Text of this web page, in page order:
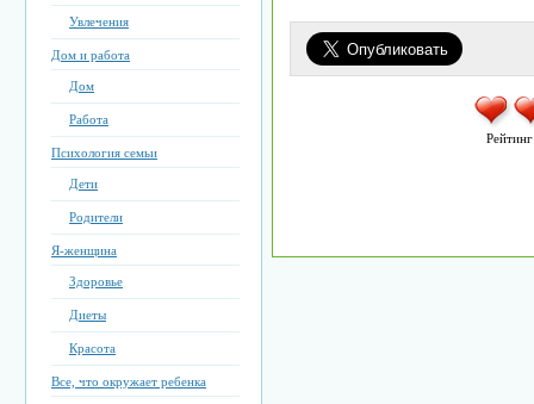
Увлечения
Дом и работа
Дом
Работа
Психология семьи
Дети
Родители
Я-женщина
Здоровье
Диеты
Красота
Все, что окружает ребенка